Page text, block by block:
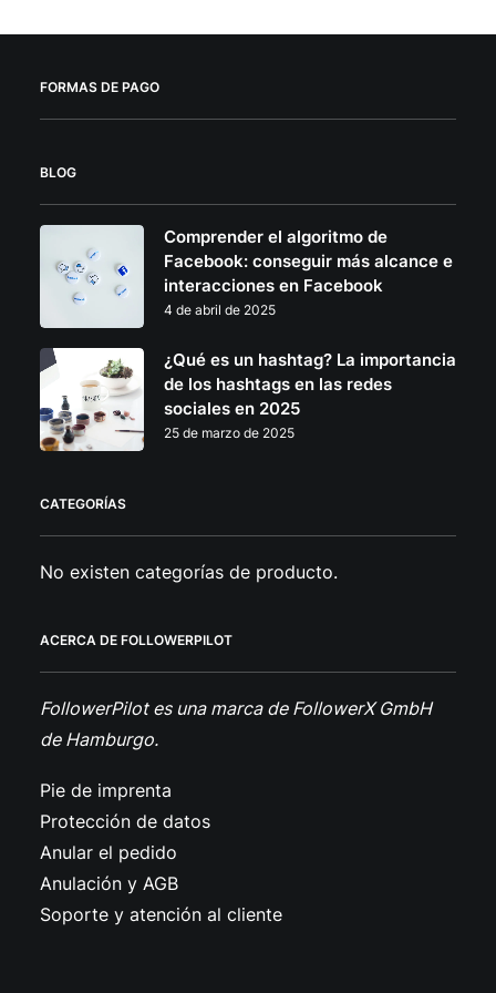
pueden
en
producto
FORMAS DE PAGO
BLOG
Comprender el algoritmo de
Facebook: conseguir más alcance e
interacciones en Facebook
4 de abril de 2025
¿Qué es un hashtag? La importancia
de los hashtags en las redes
sociales en 2025
25 de marzo de 2025
CATEGORÍAS
No existen categorías de producto.
ACERCA DE FOLLOWERPILOT
FollowerPilot es una marca de FollowerX GmbH
de Hamburgo.
Pie de imprenta
Protección de datos
Anular el pedido
Anulación y AGB
Soporte y atención al cliente